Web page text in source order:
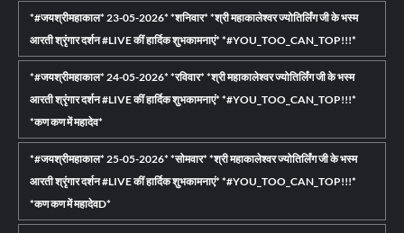
*#जयश्रीमहाकाल* 23-05-2026* *शनिवार* *श्री महाकालेश्वर ज्योतिर्लिंग जी के भस्म
आरती श्रृंगार दर्शन #LIVE कीं हार्दिक शुभकामनाएं* *#YOU_TOO_CAN_TOP!!!*
*#जयश्रीमहाकाल* 24-05-2026* *रविवार* *श्री महाकालेश्वर ज्योतिर्लिंग जी के भस्म
आरती श्रृंगार दर्शन #LIVE कीं हार्दिक शुभकामनाएं* *#YOU_TOO_CAN_TOP!!!*
*कण कण में महादेव*
*#जयश्रीमहाकाल* 25-05-2026* *सोमवार* *श्री महाकालेश्वर ज्योतिर्लिंग जी के भस्म
आरती श्रृंगार दर्शन #LIVE कीं हार्दिक शुभकामनाएं* *#YOU_TOO_CAN_TOP!!!*
*कण कण में महादेवD*